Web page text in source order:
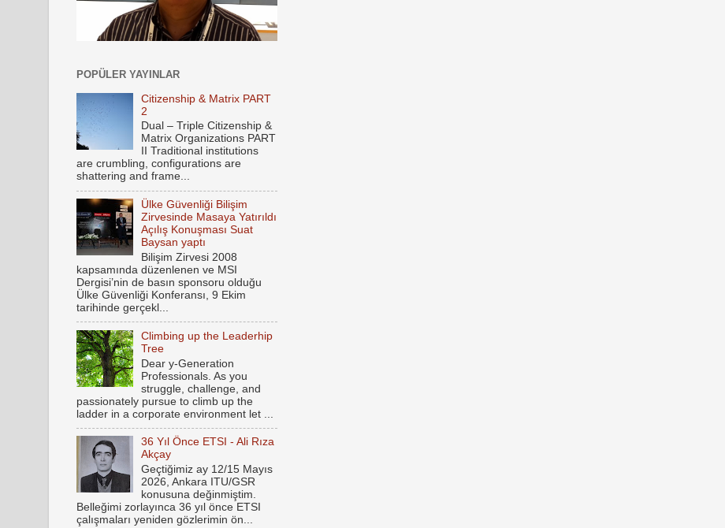
POPÜLER YAYINLAR
Citizenship & Matrix PART
2
Dual – Triple Citizenship &
Matrix Organizations PART
II Traditional institutions
are crumbling, configurations are
shattering and frame...
Ülke Güvenliği Bilişim
Zirvesinde Masaya Yatırıldı
Açılış Konuşması Suat
Baysan yaptı
Bilişim Zirvesi 2008
kapsamında düzenlenen ve MSI
Dergisi’nin de basın sponsoru olduğu
Ülke Güvenliği Konferansı, 9 Ekim
tarihinde gerçekl...
Climbing up the Leaderhip
Tree
Dear y-Generation
Professionals. As you
struggle, challenge, and
passionately pursue to climb up the
ladder in a corporate environment let ...
36 Yıl Önce ETSI - Ali Rıza
Akçay
Geçtiğimiz ay 12/15 Mayıs
2026, Ankara ITU/GSR
konusuna değinmiştim.
Belleğimi zorlayınca 36 yıl önce ETSI
çalışmaları yeniden gözlerimin ön...